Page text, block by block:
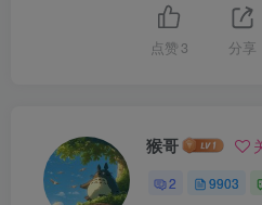
点赞 3 分享
猴哥
2 9903